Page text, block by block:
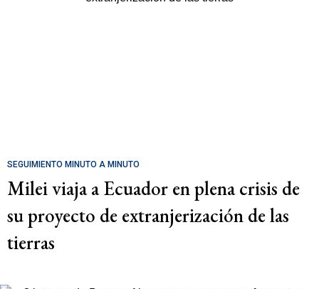
SEGUIMIENTO MINUTO A MINUTO
Milei viaja a Ecuador en plena crisis de
su proyecto de extranjerización de las
tierras